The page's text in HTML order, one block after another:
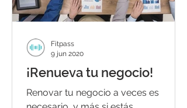
¡Renueva tu negocio!
Renovar tu negocio a veces es
Fitpass
9 jun 2020